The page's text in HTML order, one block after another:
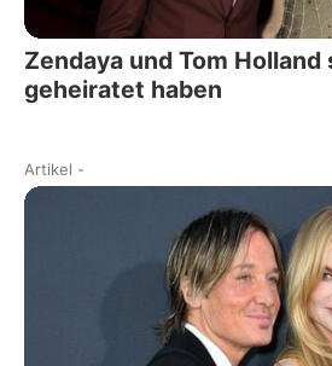
Zendaya und Tom
geheiratet haben
Artikel -